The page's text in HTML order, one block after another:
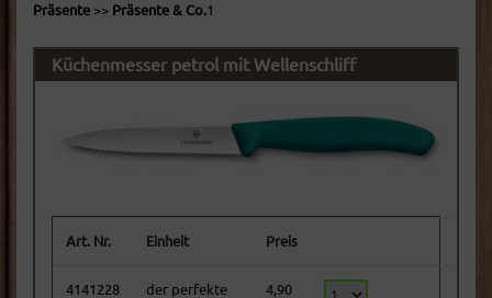
Präsente >> Präsente & Co.1
Küchenmesser petrol mit Wellenschliff
Art. Nr. Einheit Preis
4141228
der perfekte
4,90